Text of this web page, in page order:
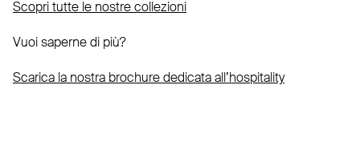
Scopri tutte le nostre collezioni
Vuoi saperne di più?
Scarica la nostra brochure dedicata all’hospitality